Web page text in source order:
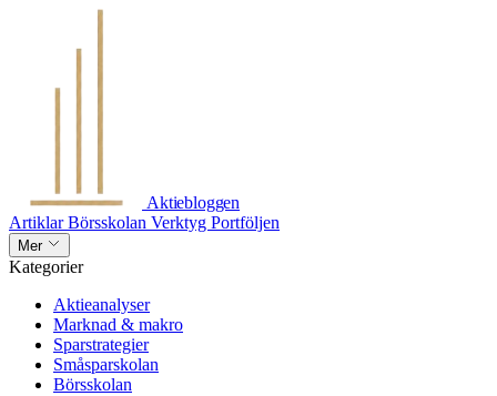
Aktiebloggen
ArtiklarBörsskolan Verktyg Portföljen
Mer
Kategorier
Aktieanalyser
Marknad & makro
Sparstrategier
Småsparskolan
Börsskolan